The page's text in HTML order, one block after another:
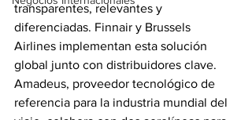
transparentes, relevantes y
diferenciadas. Finnair y Brussels
Airlines implementan esta solución
global junto con distribuidores clave.
Amadeus, proveedor tecnológico de
referencia para la industria mundial del